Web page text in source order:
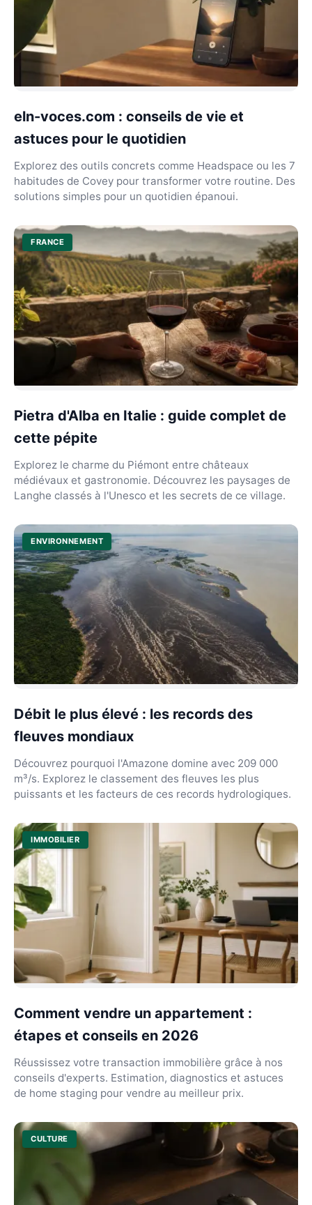
eln-voces.com : conseils de vie et
astuces pour le quotidien
Explorez des outils concrets comme Headspace ou les 7
habitudes de Covey pour transformer votre routine. Des
solutions simples pour un quotidien épanoui.
FRANCE
Pietra d'Alba en Italie : guide complet de
cette pépite
Explorez le charme du Piémont entre châteaux
médiévaux et gastronomie. Découvrez les paysages de
Langhe classés à l'Unesco et les secrets de ce village.
ENVIRONNEMENT
Débit le plus élevé : les records des
fleuves mondiaux
Découvrez pourquoi l'Amazone domine avec 209 000
m³/s. Explorez le classement des fleuves les plus
puissants et les facteurs de ces records hydrologiques.
IMMOBILIER
Comment vendre un appartement :
étapes et conseils en 2026
Réussissez votre transaction immobilière grâce à nos
conseils d'experts. Estimation, diagnostics et astuces
de home staging pour vendre au meilleur prix.
CULTURE